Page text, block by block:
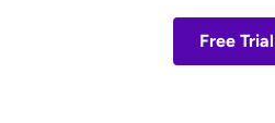
Free Trial